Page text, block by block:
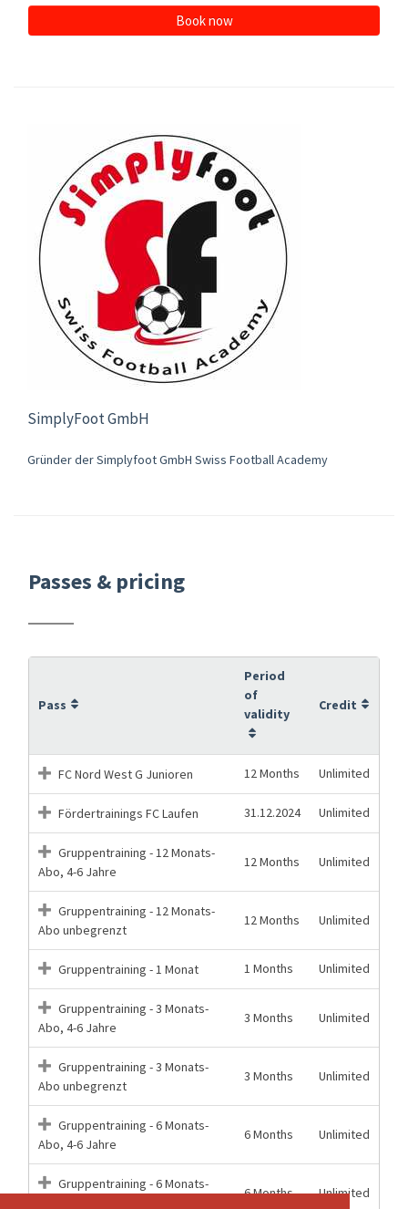
Book now
SimplyFoot GmbH
Gründer der Simplyfoot GmbH Swiss Football Academy
Passes & pricing
Pass
Period
of
validity
Credit
FC Nord West G Junioren 12 Months Unlimited
Fördertrainings FC Laufen 31.12.2024 Unlimited
Gruppentraining - 12 Monats-
Abo, 4-6 Jahre
12 Months Unlimited
Gruppentraining - 12 Monats-
Abo unbegrenzt
12 Months Unlimited
Gruppentraining - 1 Monat 1 Months Unlimited
Gruppentraining - 3 Monats-
Abo, 4-6 Jahre
3 Months Unlimited
Gruppentraining - 3 Monats-
Abo unbegrenzt
3 Months Unlimited
Gruppentraining - 6 Monats-
Abo, 4-6 Jahre
6 Months Unlimited
Gruppentraining - 6 Monats-
6 Months Unlimited